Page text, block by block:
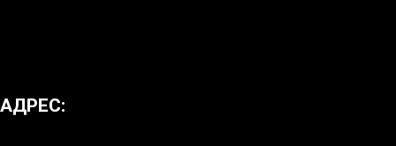
АДРЕС: